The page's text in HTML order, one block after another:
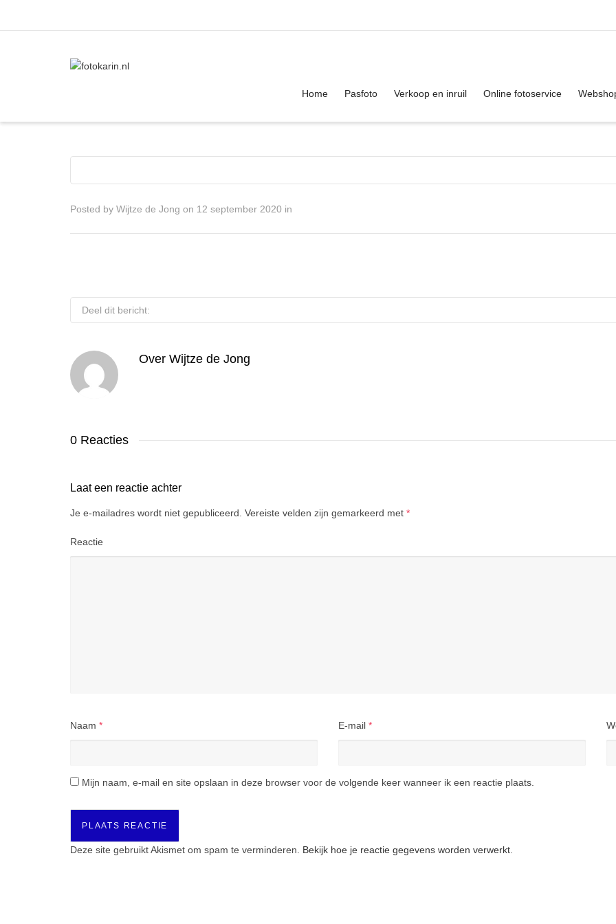
I'm looking for product in a size size . Show me the colour items.
Home Pasfoto Verkoop en inruil Online fotoservice
Posted by Wijtze de Jong on 12 september 2020 in
Deel dit bericht:
Over Wijtze de Jong
0 Reacties
Laat een reactie achter
Je e-mailadres wordt niet gepubliceerd. Vereiste velden zijn gemarkeerd met *
Reactie
Naam * E-mail *
Mijn naam, e-mail en site opslaan in deze browser voor de volgende keer wanneer ik een reactie plaats.
Deze site gebruikt Akismet om spam te verminderen. Bekijk hoe je reactie gegevens worden verwerkt